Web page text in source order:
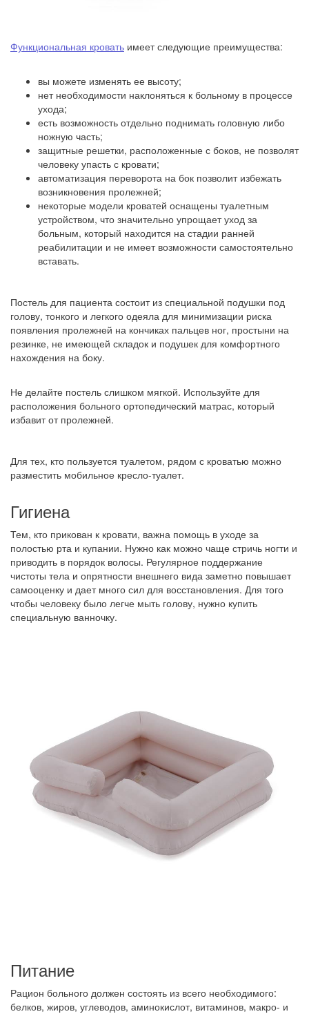
Функциональная кровать имеет следующие преимущества:
вы можете изменять ее высоту;
нет необходимости наклоняться к больному в процессе
ухода;
есть возможность отдельно поднимать головную либо
ножную часть;
защитные решетки, расположенные с боков, не позволят
человеку упасть с кровати;
автоматизация переворота на бок позволит избежать
возникновения пролежней;
некоторые модели кроватей оснащены туалетным
устройством, что значительно упрощает уход за
больным, который находится на стадии ранней
реабилитации и не имеет возможности самостоятельно
вставать.
Постель для пациента состоит из специальной подушки под
голову, тонкого и легкого одеяла для минимизации риска
появления пролежней на кончиках пальцев ног, простыни на
резинке, не имеющей складок и подушек для комфортного
нахождения на боку.
Не делайте постель слишком мягкой. Используйте для
расположения больного ортопедический матрас, который
избавит от пролежней.
Для тех, кто пользуется туалетом, рядом с кроватью можно
разместить мобильное кресло-туалет.
Гигиена
Тем, кто прикован к кровати, важна помощь в уходе за
полостью рта и купании. Нужно как можно чаще стричь ногти и
приводить в порядок волосы. Регулярное поддержание
чистоты тела и опрятности внешнего вида заметно повышает
самооценку и дает много сил для восстановления. Для того
чтобы человеку было легче мыть голову, нужно купить
специальную ванночку.
Питание
Рацион больного должен состоять из всего необходимого:
белков, жиров, углеводов, аминокислот, витаминов, макро- и